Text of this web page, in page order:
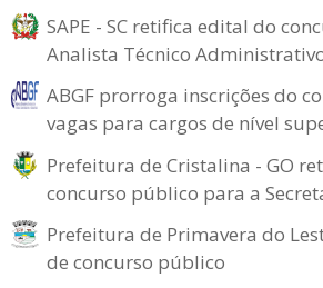
SAPE - SC retifica edital do
Analista Técnico
ABGF prorroga inscrições do
vagas para cargos de nível
Prefeitura de Cristalina - GO
concurso público para a
Prefeitura de Primavera do
de concurso público